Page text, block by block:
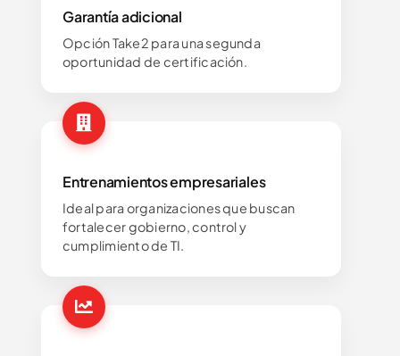
Garantía adicional
Opción Take2 para una segunda
oportunidad de certificación.
Entrenamientos empresariales
Ideal para organizaciones que buscan
fortalecer gobierno, control y
cumplimiento de TI.